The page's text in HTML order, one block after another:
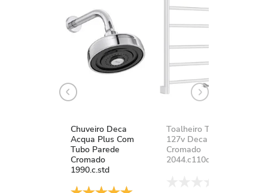
Chuveiro Deca
Acqua Plus Com
Tubo Parede
Cromado
1990.c.std
Toalheiro Térmico
127v Deca You
Cromado
2044.c110d.aqc